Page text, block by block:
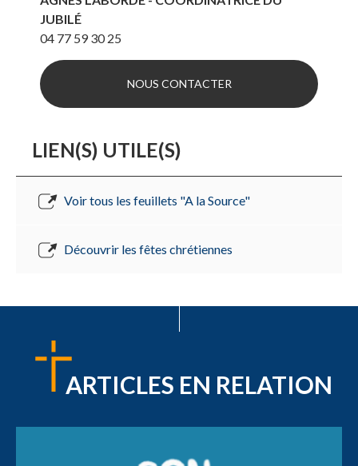
JUBILÉ
04 77 59 30 25
NOUS CONTACTER
LIEN(S) UTILE(S)
Voir tous les feuillets "A la Source"
Découvrir les fêtes chrétiennes
ARTICLES EN RELATION